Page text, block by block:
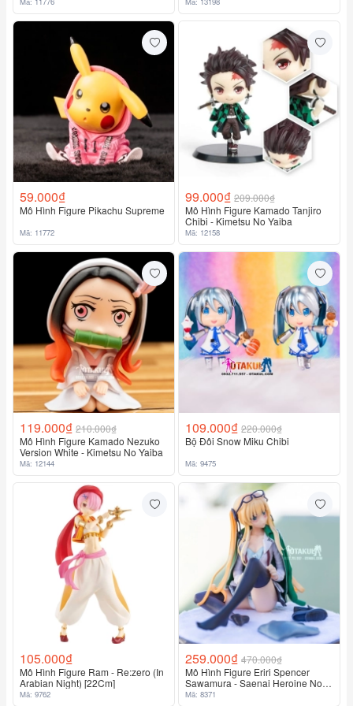
59.000₫
Mô Hình Figure Pikachu Supreme
Mã: 11772
99.000₫ 209.000₫
Mô Hình Figure Kamado Tanjiro
Chibi - Kimetsu No Yaiba
Mã: 12158
119.000₫ 210.000₫
Mô Hình Figure Kamado Nezuko
Version White - Kimetsu No Yaiba
Mã: 12144
109.000₫ 220.000₫
Bộ Đôi Snow Miku Chibi
Mã: 9475
105.000₫
Mô Hình Figure Ram - Re:zero (In
Arabian Night) [22Cm]
Mã: 9762
259.000₫ 470.000₫
Mô Hình Figure Eriri Spencer
Sawamura - Saenai Heroine No
Sodatekata
Mã: 8371